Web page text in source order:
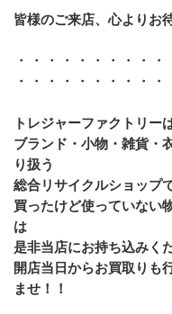
皆様のご来店、心よりお
・・・・・・・・・
・・・・・・・・・
トレジャーファクトリー
ブランド・小物・雑貨・
り扱う
総合リサイクルショップで
買ったけど使っていない
は
是非当店にお持ち込みく
開店当日からお買取りも
ませ！！